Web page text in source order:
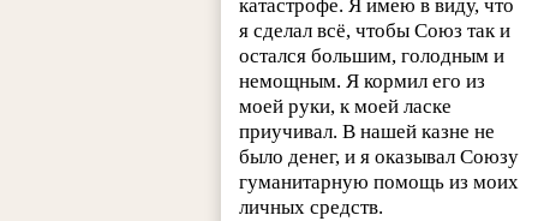
катастрофе. Я имею в виду, что
я сделал всё, чтобы Союз так и
остался большим, голодным и
немощным. Я кормил его из
моей руки, к моей ласке
приучивал. В нашей казне не
было денег, и я оказывал Союзу
гуманитарную помощь из моих
личных средств.